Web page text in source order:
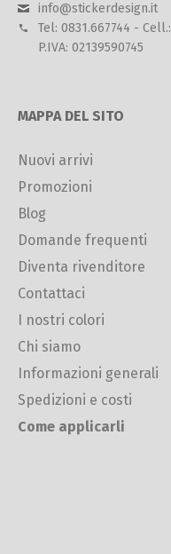
info@stickerdesign.it
Tel: 0831.667744 -
P.IVA: 02139590745
MAPPA DEL SITO
Nuovi arrivi
Promozioni
Blog
Domande frequenti
Diventa rivenditore
Contattaci
I nostri colori
Chi siamo
Informazioni generali
Spedizioni e costi
Come applicarli